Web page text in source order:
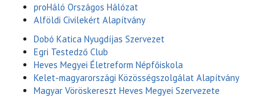
proHáló Országos Hálózat
Alföldi Civilekért Alapítvány
Dobó Katica Nyugdíjas Szervezet
Egri Testedző Club
Heves Megyei Életreform Népfőiskola
Kelet-magyarországi Közösségszolgálat Alapítvány
Magyar Vöröskereszt Heves Megyei Szervezete